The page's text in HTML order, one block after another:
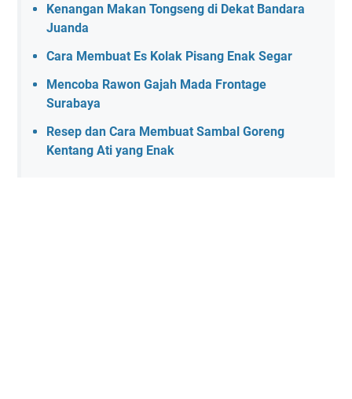
Kenangan Makan Tongseng di Dekat Bandara
Juanda
Cara Membuat Es Kolak Pisang Enak Segar
Mencoba Rawon Gajah Mada Frontage
Surabaya
Resep dan Cara Membuat Sambal Goreng
Kentang Ati yang Enak